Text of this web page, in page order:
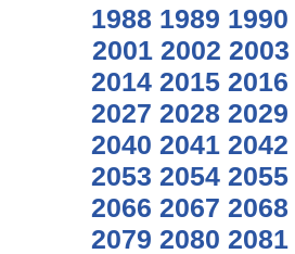
1988 1989 1990
2001 2002 2003
2014 2015 2016
2027 2028 2029
2040 2041 2042
2053 2054 2055
2066 2067 2068
2079 2080 2081